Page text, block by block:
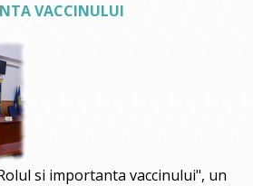
VACCINULUI
si importanta vaccinului", un